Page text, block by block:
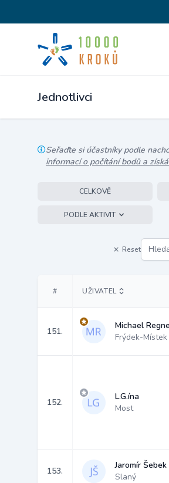
Jednotlivci
Seřaďte si účastníky podle
informací o počítání bodů a
CELKOVĚ
PODLE AKTIVIT
Reset
# UŽIVATEL
151.
Michael
Frýdek-Místek
152.
L.G.ína
Most
153.
Jaromír Šebek
Slaný